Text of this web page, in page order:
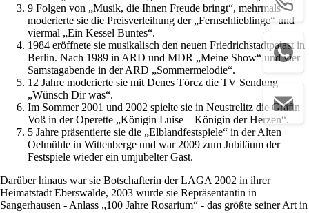
9 Folgen von „Musik, die Ihnen Freude bringt“, mehrmals
moderierte sie die Preisverleihung der „Fernsehlieblinge“ und
viermal „Ein Kessel Buntes“.
1984 eröffnete sie musikalisch den neuen Friedrichstadtpalast in
Berlin. Nach 1989 in ARD und MDR „Meine Show“ und vier
Samstagabende in der ARD „Sommermelodie“.
12 Jahre moderierte sie mit Denes Törcz die TV Sendung
„Wünsch Dir was“.
Im Sommer 2001 und 2002 spielte sie in Neustrelitz die Gräfin
Voß in der Operette „Königin Luise – Königin der Herzen“.
5 Jahre präsentierte sie die „Elblandfestspiele“ in der Alten
Oelmühle in Wittenberge und war 2009 zum Jubiläum der
Festspiele wieder ein umjubelter Gast.
Darüber hinaus war sie Botschafterin der LAGA 2002 in ihrer
Heimatstadt Eberswalde, 2003 wurde sie Repräsentantin in
Sangerhausen - Anlass „100 Jahre Rosarium“ - das größte seiner Art in